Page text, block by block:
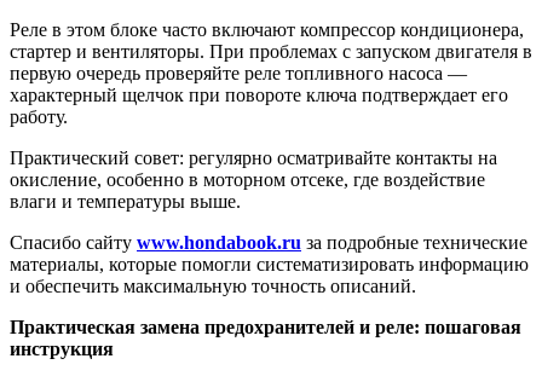
Реле в этом блоке часто включают компрессор кондиционера,
стартер и вентиляторы. При проблемах с запуском двигателя в
первую очередь проверяйте реле топливного насоса —
характерный щелчок при повороте ключа подтверждает его
работу.
Практический совет: регулярно осматривайте контакты на
окисление, особенно в моторном отсеке, где воздействие
влаги и температуры выше.
Спасибо сайту www.hondabook.ru за подробные технические
материалы, которые помогли систематизировать информацию
и обеспечить максимальную точность описаний.
Практическая замена предохранителей и реле: пошаговая
инструкция